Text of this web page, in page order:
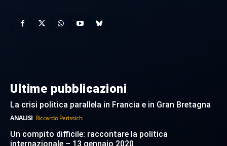
Ultime pubblicazioni
La crisi politica parallela in Francia e in Gran Bretagna
ANALISI Riccardo Perissich
Un compito difficile: raccontare la politica
internazionale – 13 gennaio 2020